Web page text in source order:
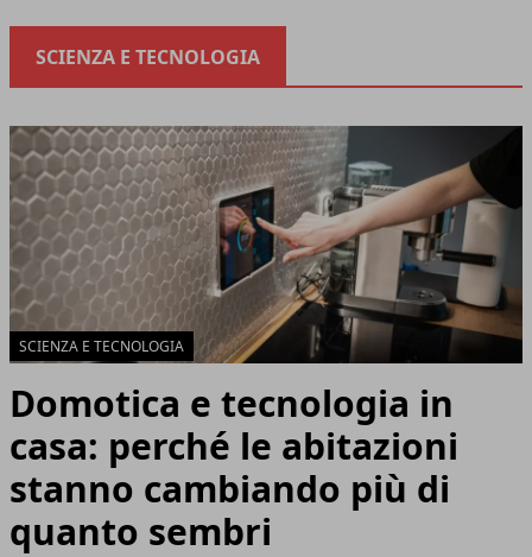
SCIENZA E TECNOLOGIA
SCIENZA E TECNOLOGIA
Domotica e tecnologia in
casa: perché le abitazioni
stanno cambiando più di
quanto sembri